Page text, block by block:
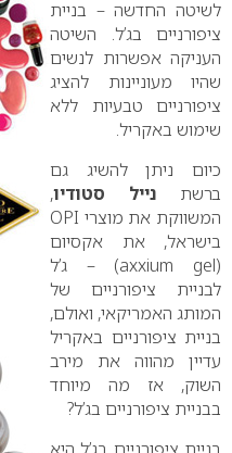
לשיטה החדשה – בניית
ציפורניים בג’ל. השיטה
העניקה אפשרות לנשים
שהיו מעוניינות להציג
ציפורניים טבעיות ללא
שימוש באקריל.
כיום ניתן להשיג גם
ברשת נייל סטודיו,
המשווקת את מוצרי OPI
בישראל, את אקסיום
(
axxium gel) – ג’ל
לבניית ציפורניים של
המותג האמריקאי, ואולם,
בניית ציפורניים באקריל
עדיין מהווה את מירב
השוק, אז מה מיוחד
בבניית ציפורניים בג’ל?